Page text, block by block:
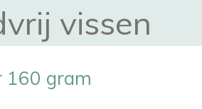
vissen
160 gram